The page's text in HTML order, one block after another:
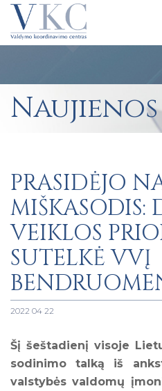
Naujienos
PRASIDĖJO
MIŠKASODIS:
VEIKLOS
SUTELKĖ VVĮ
2022 04 22
Šį šeštadienį visoje
sodinimo talką iš
valstybės valdomų